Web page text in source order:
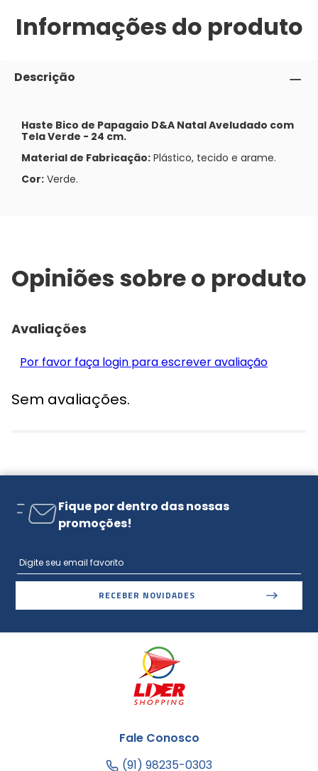
Informações do produto
Descrição
Haste Bico de Papagaio D&A Natal Aveludado com
Tela Verde - 24 cm.
Material de Fabricação: Plástico, tecido e arame.
Cor: Verde.
Opiniões sobre o produto
Avaliações
Por favor faça login para escrever avaliação
Sem avaliações.
Fique por dentro das nossas
promoções!
RECEBER NOVIDADES
Fale Conosco
(91) 98235-0303